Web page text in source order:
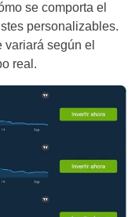
se comporta el
personalizables.
según el
real.